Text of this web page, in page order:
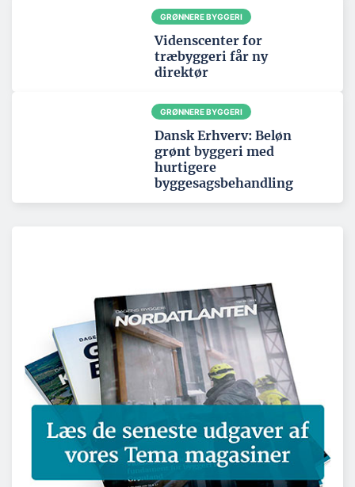
GRØNNERE BYGGERI
Videnscenter for
træbyggeri får ny
direktør
GRØNNERE BYGGERI
Dansk Erhverv: Beløn
grønt byggeri med
hurtigere
byggesagsbehandling